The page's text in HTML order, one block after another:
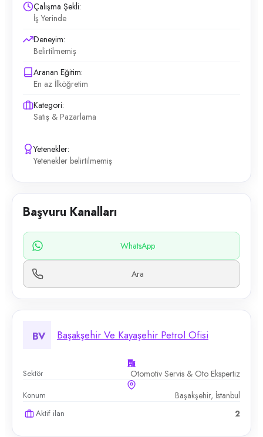
Çalışma Şekli:
İş Yerinde
Deneyim:
Belirtilmemiş
Aranan Eğitim:
En az İlköğretim
Kategori:
Satış & Pazarlama
Yetenekler:
Yetenekler belirtilmemiş
Başvuru Kanalları
WhatsApp
Ara
BV Başakşehir Ve Kayaşehir Petrol Ofisi
Sektör Otomotiv Servis & Oto Ekspertiz
Konum Başakşehir, İstanbul
Aktif ilan 2